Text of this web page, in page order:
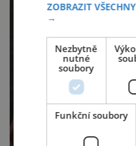
ZOBRAZIT
→
Nezbytně
nutné
soubory
Funkční soubory